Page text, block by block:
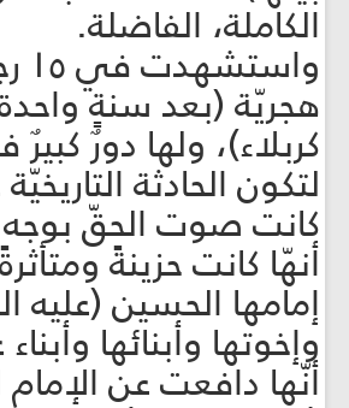
الكاملة، الفاضلة.
هجريّة (بعد سنةٍ
كربلاء)، ولها دورٌ
لتكون الحادثة
كانت صوت الحقّ بوجه
أنهّا كانت حزينةً
إمامها الحسين (عليه
وإخوتها وأبنائها
أنّها دافعت عن الإمام